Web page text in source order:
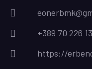
+389 70 226
https://